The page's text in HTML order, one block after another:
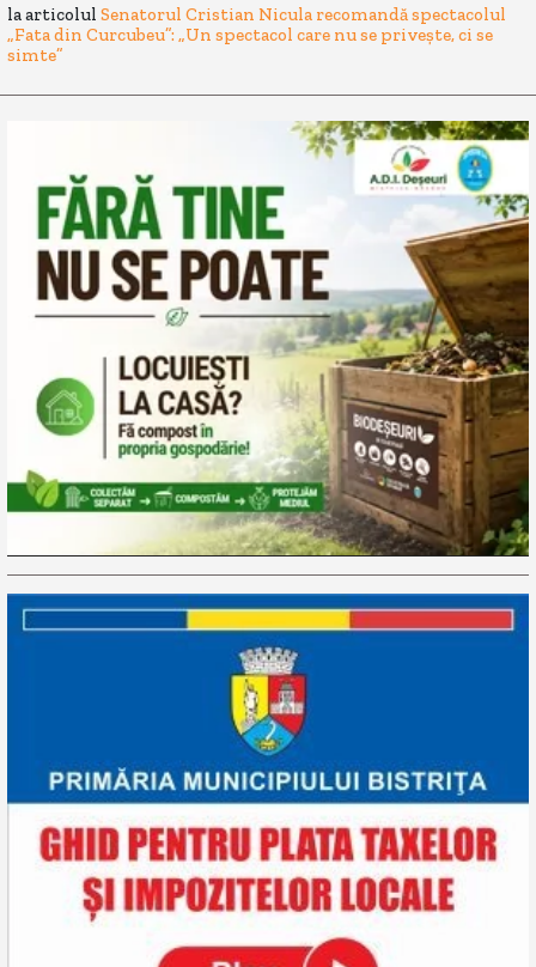
la articolul Senatorul Cristian Nicula recomandă spectacolul
„Fata din Curcubeu”: „Un spectacol care nu se privește, ci se
simte”